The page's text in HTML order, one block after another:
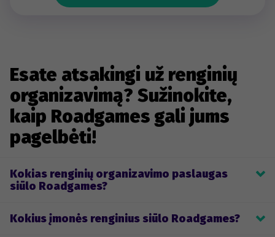
Esate atsakingi už renginių
organizavimą? Sužinokite,
kaip Roadgames gali jums
pagelbėti!
Kokias renginių organizavimo paslaugas
siūlo Roadgames?
žaidimų ir renginių organizavimo, kūrimo ir įgyvendinimo
Kokius įmonės renginius siūlo Roadgames?